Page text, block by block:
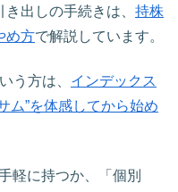
出しの手続きは、 持株
め方で解説しています。
う方は、 インデックス
ム”を体感してから始め
軽に持つか、「個別